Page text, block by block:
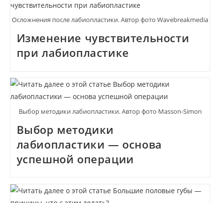
Осложнения после лабиопластики. Автор фото Wavebreakmedia
Изменение чувствительности
при лабиопластике
Выбор методики лабиопластики. Автор фото Masson-Simon
Выбор методики
лабиопластики — основа
успешной операции